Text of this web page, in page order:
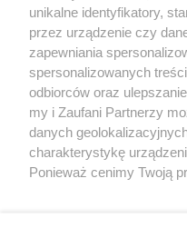
O FIRMIE
REKLAMA WSPÓŁPRACA
Aktualności
Tcz24
unikalne identyfikatory,
przez urządzenie czy
zapewniania
spersonalizowanych
odbiorców oraz
my i Zaufani Partnerzy
danych
charakterystykę
Ponieważ cenimy Twoją